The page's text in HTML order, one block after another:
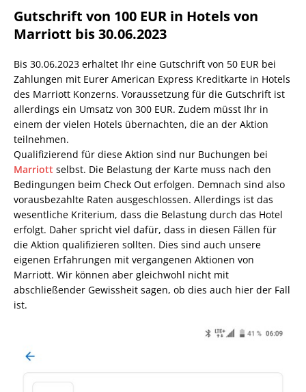
Gutschrift von 100 EUR in Hotels von
Marriott bis 30.06.2023
Bis 30.06.2023 erhaltet Ihr eine Gutschrift von 50 EUR bei
Zahlungen mit Eurer American Express Kreditkarte in Hotels
des Marriott Konzerns. Voraussetzung für die Gutschrift ist
allerdings ein Umsatz von 300 EUR. Zudem müsst Ihr in
einem der vielen Hotels übernachten, die an der Aktion
teilnehmen.
Qualifizierend für diese Aktion sind nur Buchungen bei
Marriott selbst. Die Belastung der Karte muss nach den
Bedingungen beim Check Out erfolgen. Demnach sind also
vorausbezahlte Raten ausgeschlossen. Allerdings ist das
wesentliche Kriterium, dass die Belastung durch das Hotel
erfolgt. Daher spricht viel dafür, dass in diesen Fällen für
die Aktion qualifizieren sollten. Dies sind auch unsere
eigenen Erfahrungen mit vergangenen Aktionen von
Marriott. Wir können aber gleichwohl nicht mit
abschließender Gewissheit sagen, ob dies auch hier der Fall
ist.